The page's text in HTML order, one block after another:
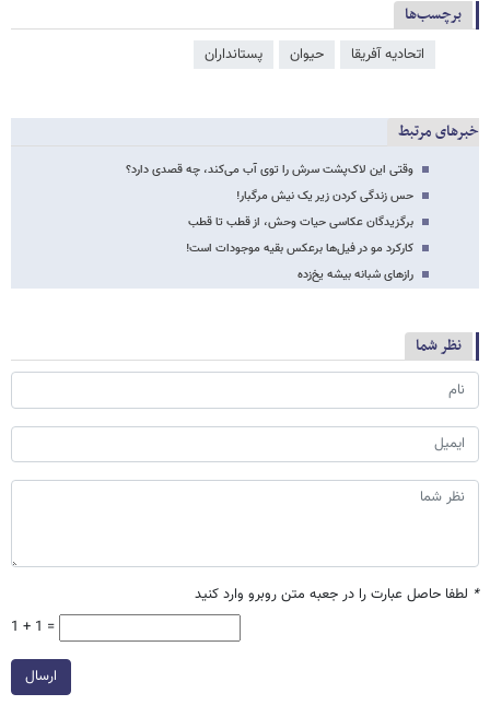
برچسب‌ها
اتحادیه آفریقا حیوان پستانداران
خبرهای مرتبط
وقتی این لاک‌پشت سرش را توی آب می‌کند، چه قصدی دارد؟
حس زندگی کردن زیر یک نیش مرگبار!
برگزیدگان عکاسی حیات وحش، از قطب تا قطب
کارکرد مو در فیل‌ها برعکس بقیه موجودات است!
رازهای شبانه بیشه یخ‌زده
نظر شما
* لطفا حاصل عبارت را در جعبه متن روبرو وارد کنید
1 + 1 =
ارسال